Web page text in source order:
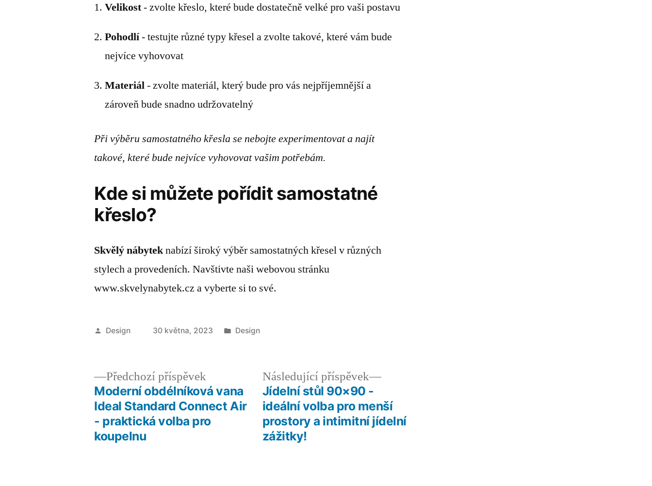
Velikost- zvolte křeslo, které bude dostatečně velké pro vaši postavu
Pohodlí- testujte různé typy křesel a zvolte takové, které vám bude
nejvíce vyhovovat
Materiál- zvolte materiál, který bude pro vás nejpříjemnější a
zároveň bude snadno udržovatelný
Při výběru samostatného křesla se nebojte experimentovat a najít
takové, které bude nejvíce vyhovovat vašim potřebám.
Kde si můžete pořídit samostatné
křeslo?
Skvělý nábyteknabízí široký výběr samostatných křesel v různých
stylech a provedeních. Navštivte naši webovou stránku
www.skvelynabytek.cz a vyberte si to své.
Autor
Design 30 května, 2023
Publikováno
Design
Navigace
Předchozí příspěvekPředchozí
příspěvek:
Moderní obdélníková vana
Ideal Standard Connect Air
- praktická volba pro
koupelnu
Následující příspěvek
Následující
Jídelní stůl 90×90 -
ideální volba pro menší
prostory a intimitní jídelní
zážitky!